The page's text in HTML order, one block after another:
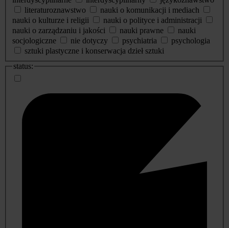
literaturoznawstwo
nauki o komunikacji i mediach
nauki o kulturze i religii
nauki o polityce i administracji
nauki o zarządzaniu i jakości
nauki prawne
nauki
socjologiczne
nie dotyczy psychiatria
psychologia
sztuki plastyczne i konserwacja dzieł sztuki
status: